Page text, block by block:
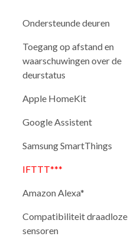
Ondersteunde deuren
Toegang op afstand en
waarschuwingen over de
deurstatus
Apple HomeKit
Google Assistent
Samsung SmartThings
IFTTT***
Amazon Alexa*
Compatibiliteit draadloze
sensoren